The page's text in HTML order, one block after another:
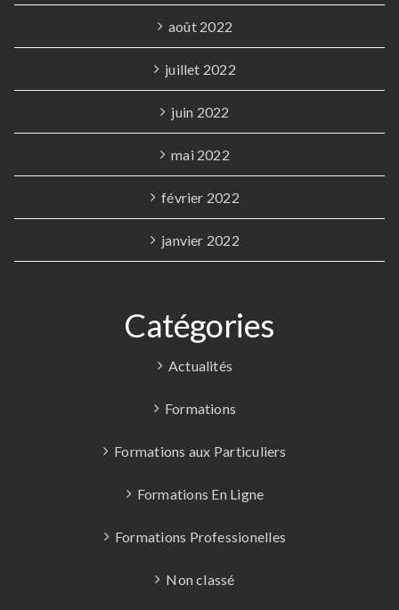
août 2022
juillet 2022
juin 2022
mai 2022
février 2022
janvier 2022
Catégories
Actualités
Formations
Formations aux Particuliers
Formations En Ligne
Formations Professionelles
Non classé